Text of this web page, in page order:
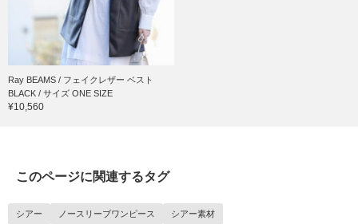
Ray BEAMS / フェイクレザー ベスト
BLACK / サイズ ONE SIZE
¥10,560
このページに関連するタグ
シアー ノースリーブワンピース シアー素材